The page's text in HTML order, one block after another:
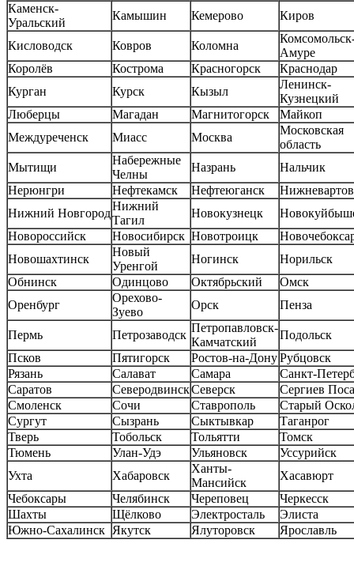
Каменск-
Уральский
Камышин Кемерово Киров
Кисловодск Ковров Коломна
Амуре
Королёв
Кострома Красногорск
Краснодар
Курган
Курск Кызыл
Ленинск-
Кузнецкий
Люберцы
Магадан Магнитогорск
Майкоп
Междуреченск
Миасс Москва
Московская
область
Мытищи
Набережные
Челны
Назрань
Нальчик
Нерюнгри
Нефтекамск Нефтеюганск
Нижний Новгород
Нижний
Тагил
Новокузнецк
Новороссийск
Новосибирск Новотроицк
Новошахтинск
Новый
Уренгой
Ногинск
Норильск
Обнинск
Одинцово Октябрьский
Омск
Оренбург
Орехово-
Зуево
Орск Пенза
Пермь Петрозаводск
Петропавловск-
Камчатский
Подольск
Псков
Пятигорск Ростов-на-ДонуРубцовск
Рязань
Салават Самара
Санкт-
Саратов
СеверодвинскСеверск
Сергиев
Смоленск
Сочи Ставрополь
Старый
Сургут
Сызрань Сыктывкар
Таганрог
Тверь
Тобольск Тольятти
Томск
Тюмень
Улан-Удэ Ульяновск
Уссурийск
Ухта
Хабаровск
Ханты-
Мансийск
Хасавюрт
Чебоксары
Челябинск Череповец
Черкесск
Шахты
Щёлково Электросталь
Элиста
Южно-Сахалинск Якутск Ялуторовск Ярославль